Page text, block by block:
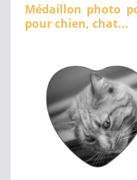
Médaillon photo
pour chien, chat...